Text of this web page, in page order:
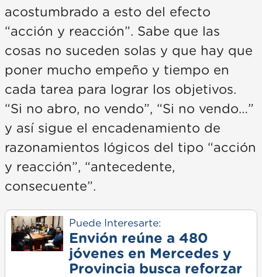
acostumbrado a esto del efecto
“acción y reacción”. Sabe que las
cosas no suceden solas y que hay que
poner mucho empeño y tiempo en
cada tarea para lograr los objetivos.
“Si no abro, no vendo”, “Si no vendo…”
y así sigue el encadenamiento de
razonamientos lógicos del tipo “acción
y reacción”, “antecedente,
consecuente”.
Puede Interesarte:
Envión reúne a 480
jóvenes en Mercedes y
Provincia busca reforzar